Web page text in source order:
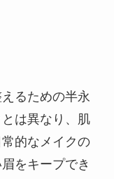
るための半永
は異なり、肌
的なメイクの
をキープでき